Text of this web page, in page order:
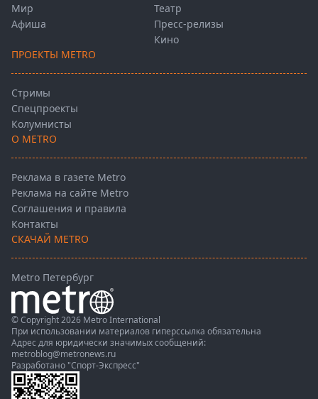
Мир
Афиша
Театр
Пресс-релизы
Кино
ПРОЕКТЫ METRO
Стримы
Спецпроекты
Колумнисты
О METRO
Реклама в газете Metro
Реклама на сайте Metro
Соглашения и правила
Контакты
СКАЧАЙ METRO
Metro Петербург
© Copyright 2026 Metro International
При использовании материалов гиперссылка обязательна
Адрес для юридически значимых сообщений:
metroblog@metronews.ru
Разработано "Спорт-Экспресс"